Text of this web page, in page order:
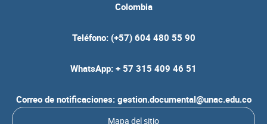
Colombia
Teléfono: (+57) 604 480 55 90
WhatsApp: + 57 315 409 46 51
Correo de notificaciones: gestion.documental@unac.edu.co
Mapa del sitio